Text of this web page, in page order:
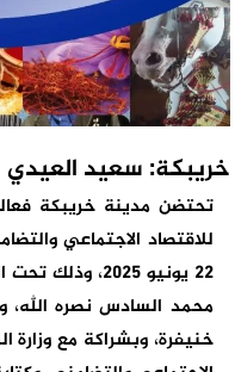
خريبكة: سعيد العيدي
تحتضن مدينة خريبكة
22 يونيو 2025،
محمد السادس نصره
خنيفرة، وبشراكة مع وزارة